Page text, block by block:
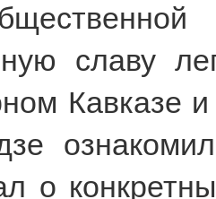
славу
Кавказе
о